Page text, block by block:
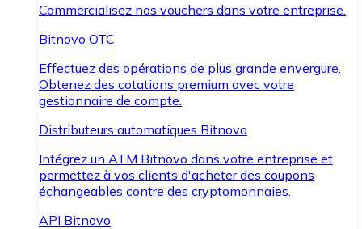
Commercialisez nos vouchers dans votre entreprise.
Bitnovo OTC
Effectuez des opérations de plus grande envergure.
Obtenez des cotations premium avec votre
gestionnaire de compte.
Distributeurs automatiques Bitnovo
Intégrez un ATM Bitnovo dans votre entreprise et
permettez à vos clients d'acheter des coupons
échangeables contre des cryptomonnaies.
API Bitnovo